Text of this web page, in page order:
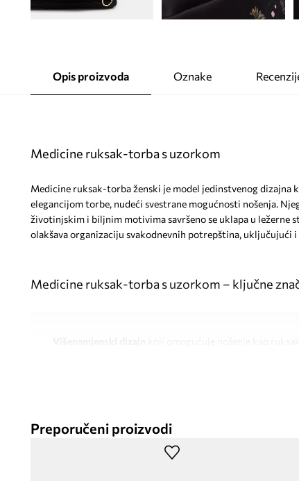
Opis proizvoda Oznake
Medicine ruksak-torba s uzorkom
Medicine ruksak-torba ženski je model jedinstvenog dizajna
elegancijom torbe, nudeći svestrane mogućnosti nošenja.
životinjskim i biljnim motivima savršeno se uklapa u ležerne
olakšava organizaciju svakodnevnih potrepština, uključujući
Medicine ruksak-torba s uzorkom – ključne
Podesive i odvojive naramenice omogućuju prilagodbu
, koji
Preporučeni proizvodi